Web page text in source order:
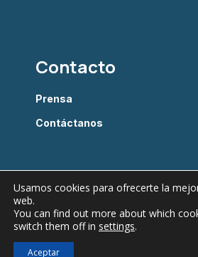
Contacto
Prensa
Contáctanos
Usamos cookies para ofrecerte la
web.
You can find out more about which
switch them off in settings.
Aceptar